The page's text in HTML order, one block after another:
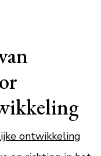
ontwikkeling